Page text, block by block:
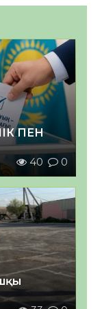
ПЕН
40 0